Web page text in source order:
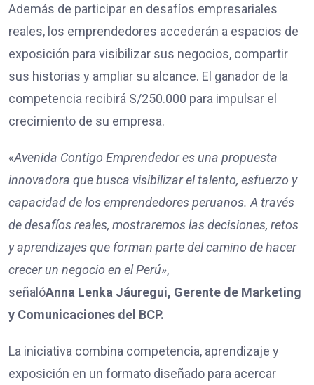
Además de participar en desafíos empresariales
reales, los emprendedores accederán a espacios de
exposición para visibilizar sus negocios, compartir
sus historias y ampliar su alcance. El ganador de la
competencia recibirá S/250.000 para impulsar el
crecimiento de su empresa.
«Avenida Contigo Emprendedor es una propuesta
innovadora que busca visibilizar el talento, esfuerzo y
capacidad de los emprendedores peruanos. A través
de desafíos reales, mostraremos las decisiones, retos
y aprendizajes que forman parte del camino de hacer
crecer un negocio en el Perú»,
señalóAnna Lenka Jáuregui, Gerente de Marketing
y Comunicaciones del BCP.
La iniciativa combina competencia, aprendizaje y
exposición en un formato diseñado para acercar